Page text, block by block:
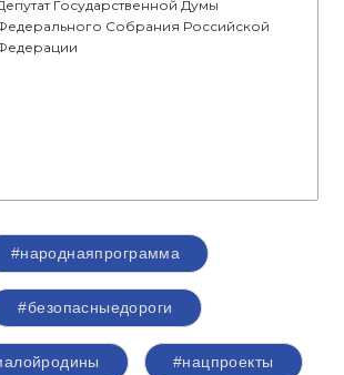
Государственной Думы
Собрания Российской
#народнаяпрограмма
#безопасныедороги
#нацпроекты